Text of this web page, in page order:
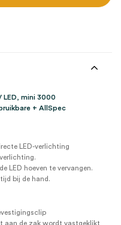
LED, mini 3000
+ AllSpec
LED-verlichting
LED hoeven te vervangen.
bij de hand.
aan de zak wordt vastgeklikt